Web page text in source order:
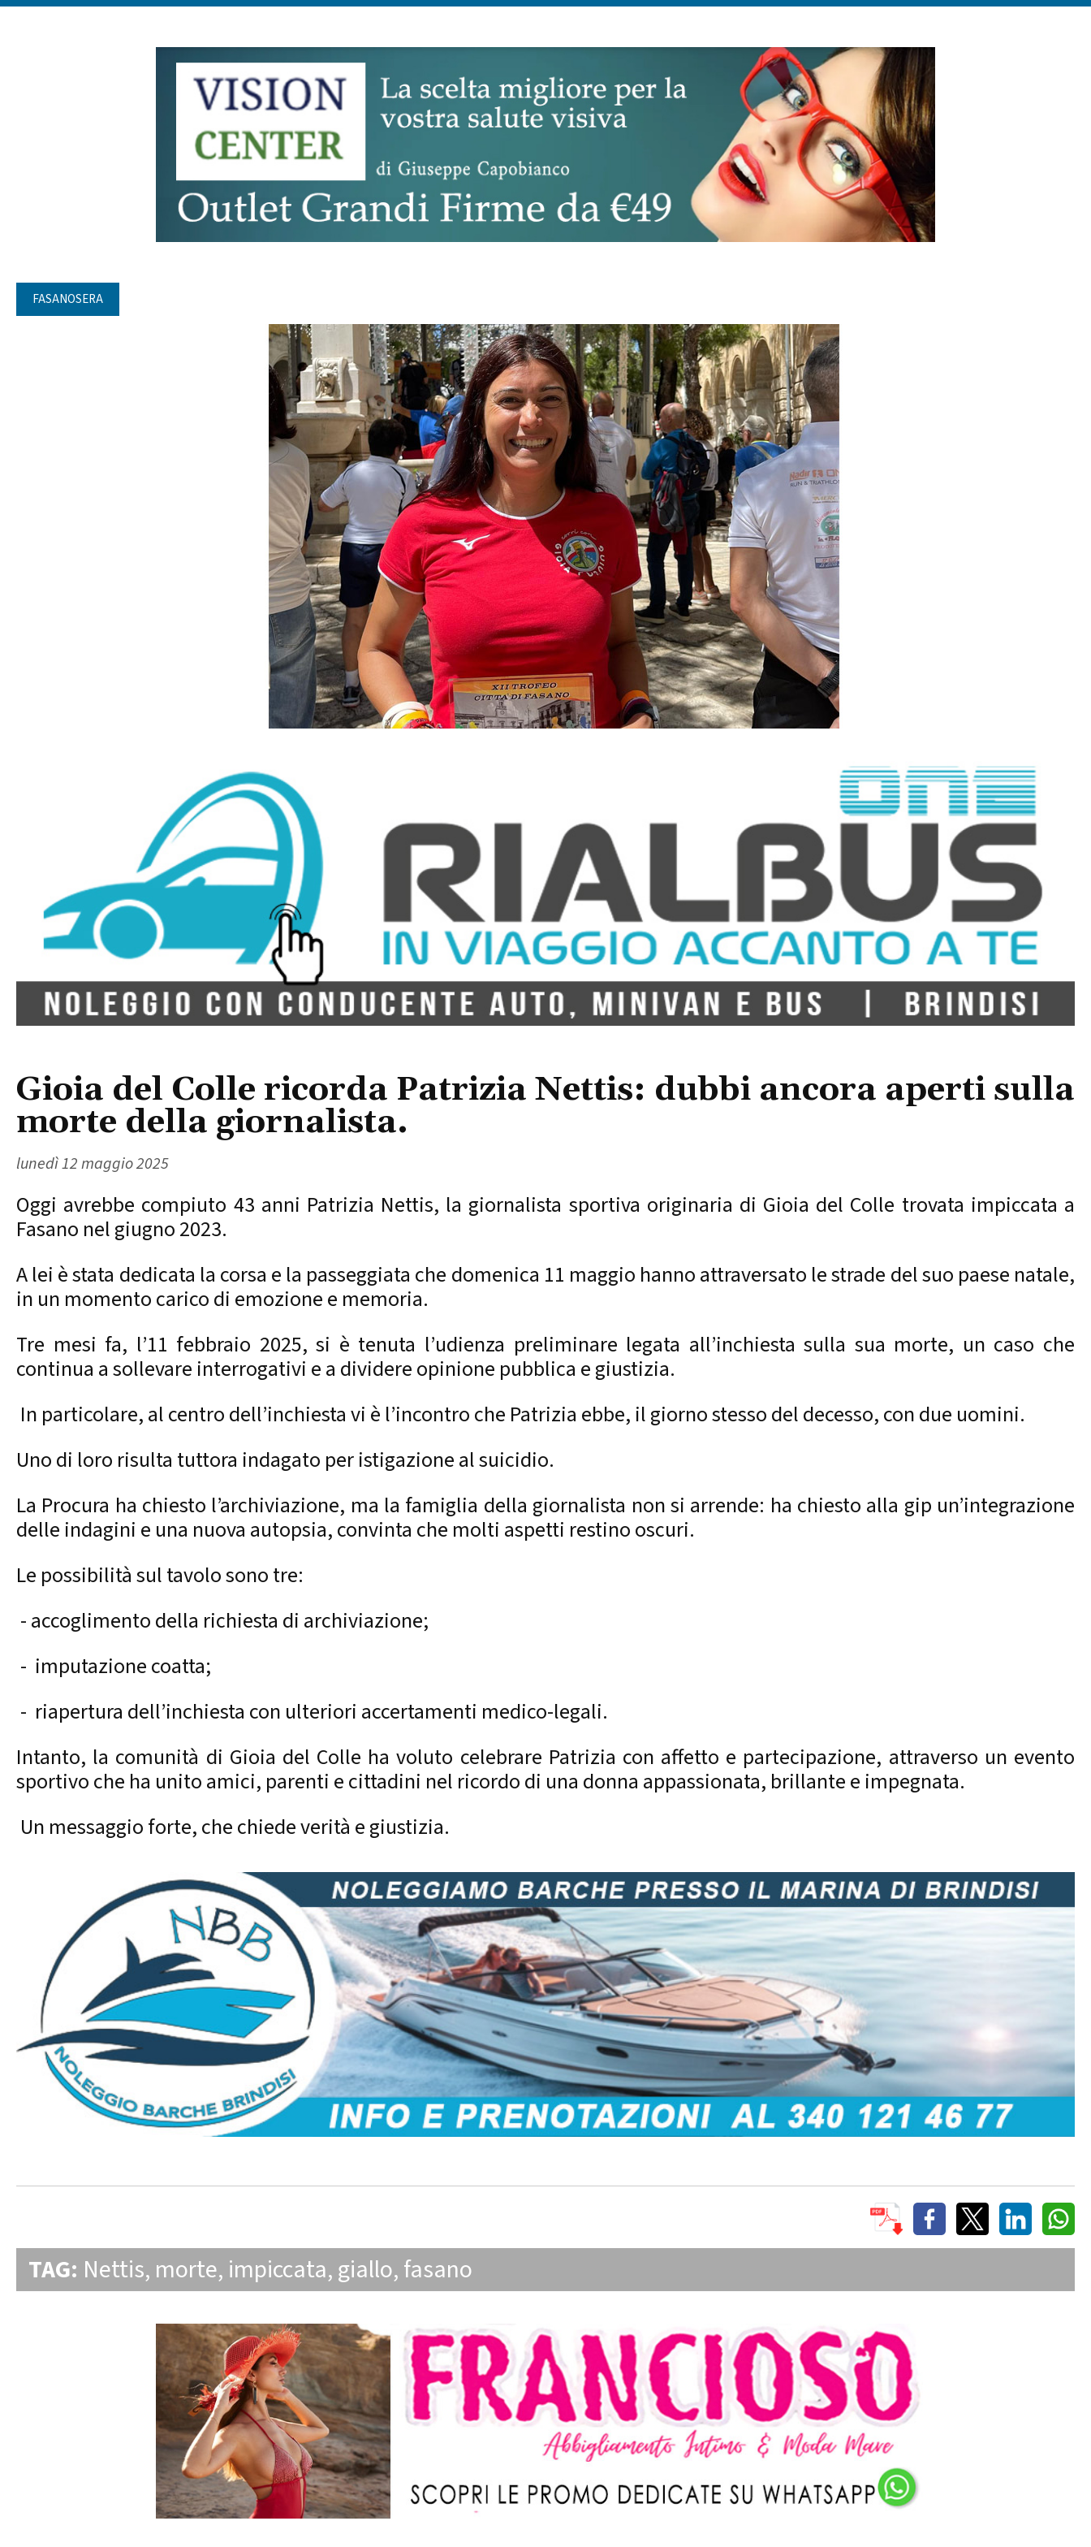
FASANOSERA
Gioia del Colle ricorda Patrizia Nettis: dubbi ancora aperti sulla
morte della giornalista.
lunedì 12 maggio 2025
Oggi avrebbe compiuto 43 anni Patrizia Nettis, la giornalista sportiva originaria di Gioia del Colle trovata impiccata a
Fasano nel giugno 2023.
A lei è stata dedicata la corsa e la passeggiata che domenica 11 maggio hanno attraversato le strade del suo paese natale,
in un momento carico di emozione e memoria.
Tre mesi fa, l’11 febbraio 2025, si è tenuta l’udienza preliminare legata all’inchiesta sulla sua morte, un caso che
continua a sollevare interrogativi e a dividere opinione pubblica e giustizia.
In particolare, al centro dell’inchiesta vi è l’incontro che Patrizia ebbe, il giorno stesso del decesso, con due uomini.
Uno di loro risulta tuttora indagato per istigazione al suicidio.
La Procura ha chiesto l’archiviazione, ma la famiglia della giornalista non si arrende: ha chiesto alla gip un’integrazione
delle indagini e una nuova autopsia, convinta che molti aspetti restino oscuri.
Le possibilità sul tavolo sono tre:
- accoglimento della richiesta di archiviazione;
- imputazione coatta;
- riapertura dell’inchiesta con ulteriori accertamenti medico-legali.
Intanto, la comunità di Gioia del Colle ha voluto celebrare Patrizia con affetto e partecipazione, attraverso un evento
sportivo che ha unito amici, parenti e cittadini nel ricordo di una donna appassionata, brillante e impegnata.
Un messaggio forte, che chiede verità e giustizia.
TAG: Nettis, morte, impiccata,giallo,fasano